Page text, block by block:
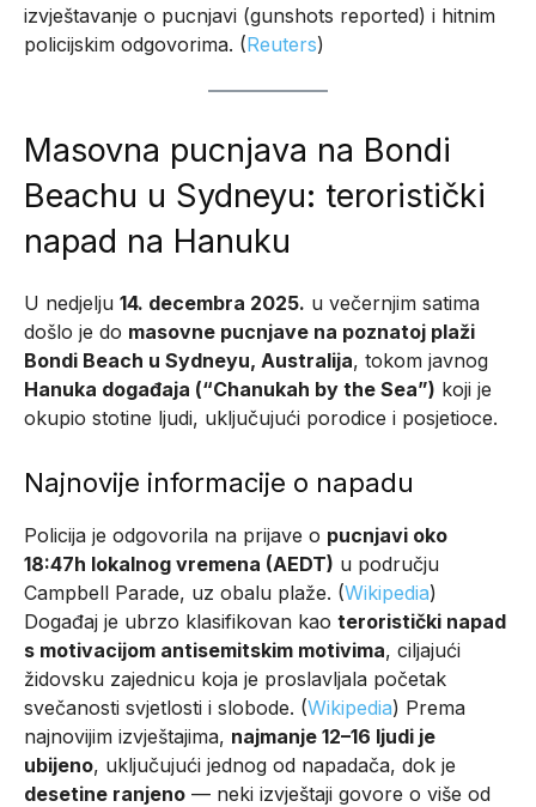
izvještavanje o pucnjavi (gunshots reported) i hitnim
policijskim odgovorima. (Reuters)
Masovna pucnjava na Bondi
Beachu u Sydneyu: teroristički
napad na Hanuku
U nedjelju 14. decembra 2025. u večernjim satima
došlo je do masovne pucnjave na poznatoj plaži
Bondi Beach u Sydneyu, Australija, tokom javnog
Hanuka događaja (“Chanukah by the Sea”) koji je
okupio stotine ljudi, uključujući porodice i posjetioce.
Najnovije informacije o napadu
Policija je odgovorila na prijave o pucnjavi oko
18:47h lokalnog vremena (AEDT) u području
Campbell Parade, uz obalu plaže. (Wikipedia)
Događaj je ubrzo klasifikovan kao teroristički napad
s motivacijom antisemitskim motivima, ciljajući
židovsku zajednicu koja je proslavljala početak
svečanosti svjetlosti i slobode. (Wikipedia) Prema
najnovijim izvještajima, najmanje 12–16 ljudi je
ubijeno, uključujući jednog od napadača, dok je
desetine ranjeno — neki izvještaji govore o više od